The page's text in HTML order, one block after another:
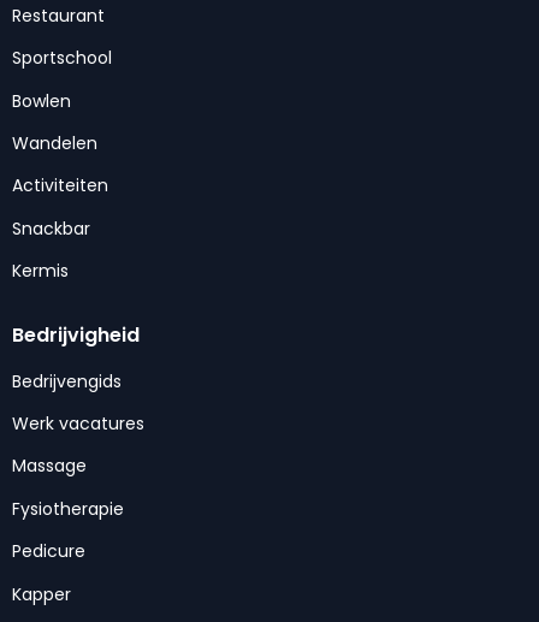
Restaurant
Sportschool
Bowlen
Wandelen
Activiteiten
Snackbar
Kermis
Bedrijvigheid
Bedrijvengids
Werk vacatures
Massage
Fysiotherapie
Pedicure
Kapper